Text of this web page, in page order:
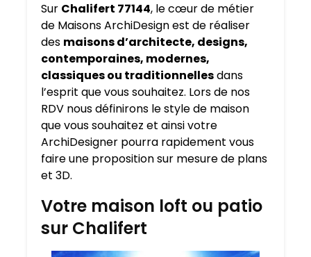
Sur Chalifert 77144, le cœur de métier
de Maisons ArchiDesign est de réaliser
des maisons d’architecte, designs,
contemporaines, modernes,
classiques ou traditionnellesdans
l’esprit que vous souhaitez. Lors de nos
RDV nous définirons le style de maison
que vous souhaitez et ainsi votre
ArchiDesigner pourra rapidement vous
faire une proposition sur mesure de plans
et 3D.
Votre maison loft ou patio
sur Chalifert